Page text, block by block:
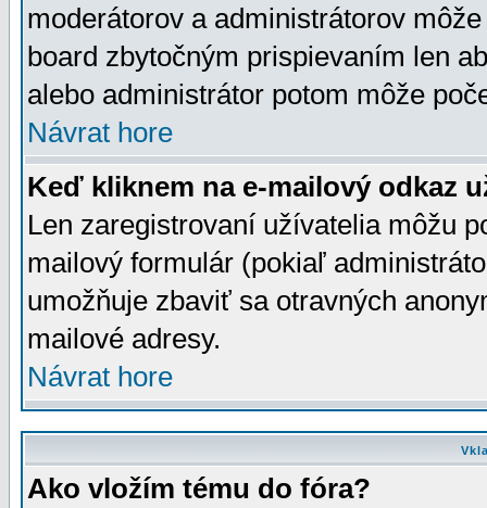
moderátorov a administrátorov
board zbytočným prispievaním len
alebo administrátor potom môže
Návrat hore
Keď kliknem na e-mailový odkaz
Len zaregistrovaní užívatelia môžu
mailový formulár (pokiaľ
umožňuje zbaviť sa otravných
mailové adresy.
Návrat hore
Ako vložím tému do fóra?